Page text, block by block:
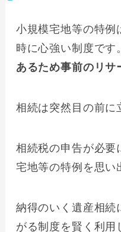
小規模宅地等の特例
時に心強い制度です
あるため事前のリサ
相続は突然目の前に
相続税の申告が必要
宅地等の特例を思い
納得のいく遺産相続
がる制度を賢く利用